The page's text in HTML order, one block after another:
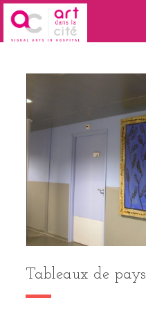
Tableaux de